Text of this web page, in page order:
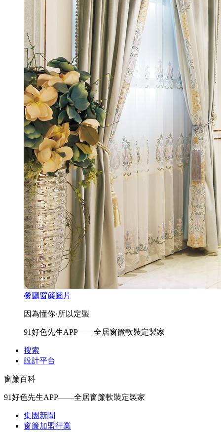
餐廳窗簾圖片
因為懂你·所以定製
91好色先生APP——全居窗簾軟裝定製家
搜索
設計平台
窗簾百科
91好色先生APP——全居窗簾軟裝定製家
集團新聞
窗簾加盟行業